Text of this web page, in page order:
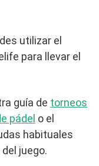
utilizar el
para llevar el
guía de torneos
pádel o el
habituales
juego.